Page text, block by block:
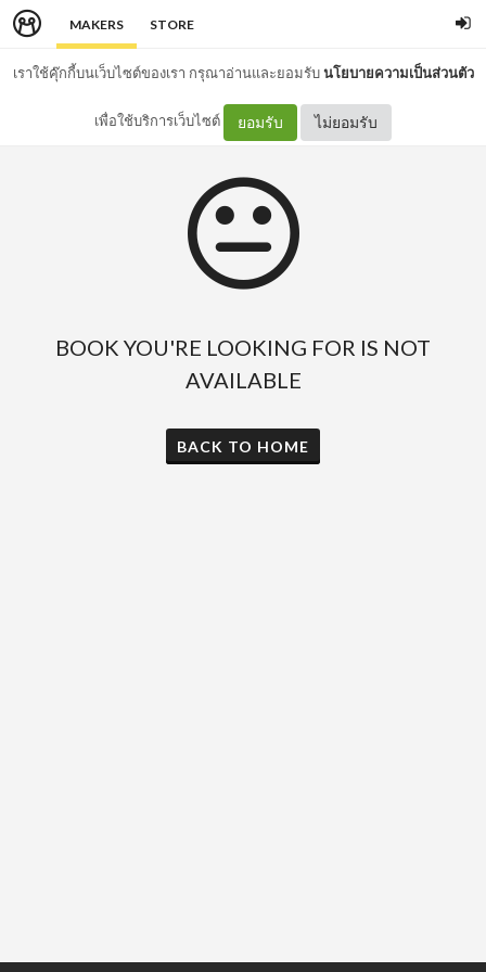
MAKERS STORE
เราใช้คุ๊กกี้บนเว็บไซต์ของเรา กรุณาอ่านและยอมรับนโยบายความเป็นส่วนตัว
เพื่อใช้บริการเว็บไซต์ ยอมรับ ไม่ยอมรับ
BOOK YOU'RE LOOKING FOR IS NOT
AVAILABLE
BACK TO HOME